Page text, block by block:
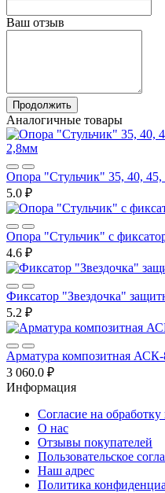
Ваш отзыв
Продолжить
Аналогичные товары
Опора "Стульчик" 35, 40,
5.0 ₽
Опора "Стульчик" с
4.6 ₽
Фиксатор "Звездочка"
5.2 ₽
Арматура композитная АСК-
3 060.0 ₽
Информация
Согласие на
О нас
Отзывы покупателей
Пользовательское
Наш адрес
Политика